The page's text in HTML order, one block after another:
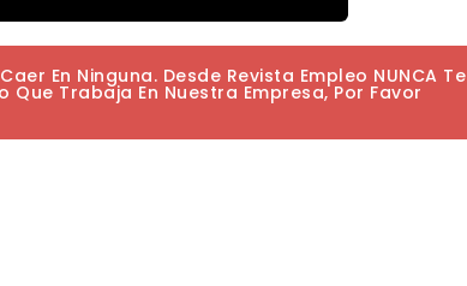
En Ninguna. Desde Revista Empleo NUNCA Te
Trabaja En Nuestra Empresa, Por Favor